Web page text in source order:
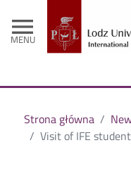
menu
MENU
Strona główna
Visit of IFE